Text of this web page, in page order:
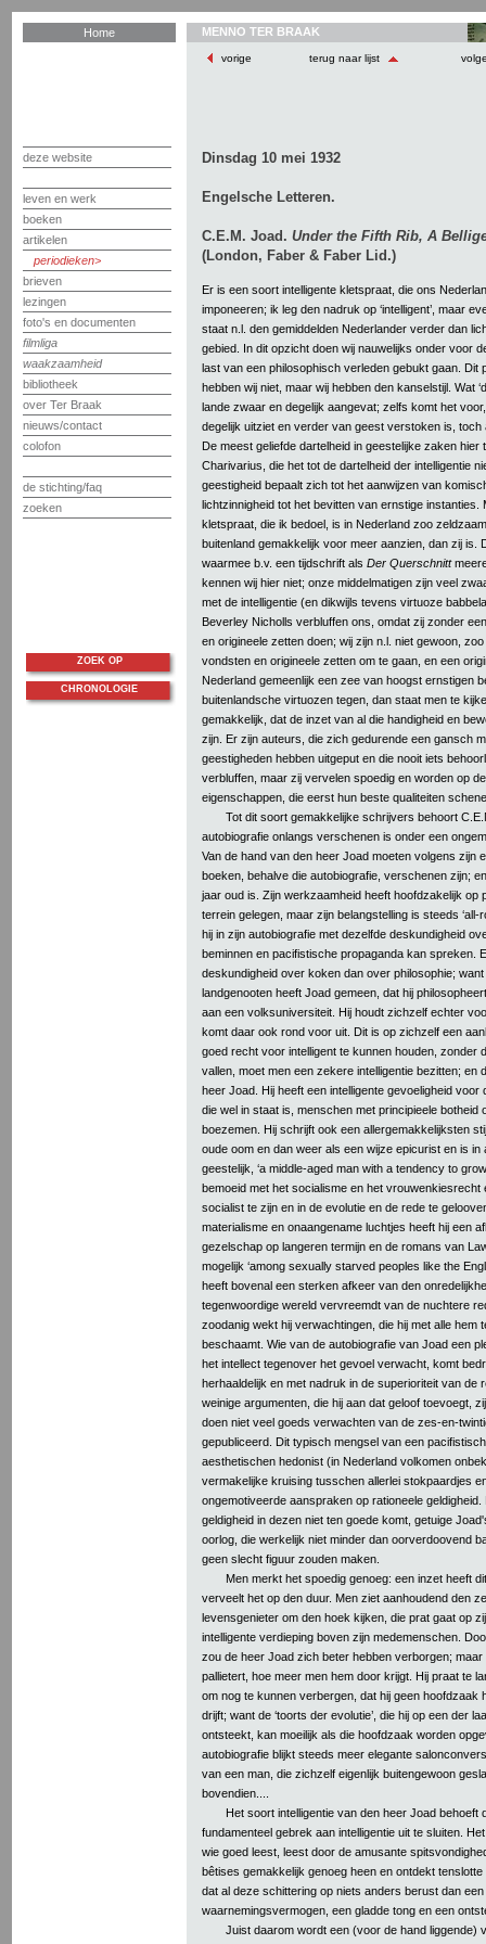
Home
deze website
leven en werk
boeken
artikelen
periodieken
brieven
lezingen
foto's en documenten
filmliga
waakzaamheid
bibliotheek
over Ter Braak
nieuws/contact
colofon
de stichting/faq
zoeken
MENNO TER BRAAK
vorige terug naar lijst
Dinsdag 10 mei 1932
Engelsche Letteren.
C.E.M. Joad. Under the Fifth Rib, A
(London, Faber & Faber Lid.)
Er is een soort intelligente kletspraat, die ons
imponeeren; ik leg den nadruk op ‘intelligent’, maar
staat n.l. den gemiddelden Nederlander verder dan
gebied. In dit opzicht doen wij nauwelijks onder voor
last van een philosophisch verleden gebukt gaan. Dit
hebben wij niet, maar wij hebben den kanselstijl. Wat
lande zwaar en degelijk aangevat; zelfs komt het
degelijk uitziet en verder van geest verstoken is,
De meest geliefde dartelheid in geestelijke zaken hier
Charivarius, die het tot de dartelheid der intelligentie
geestigheid bepaalt zich tot het aanwijzen van
lichtzinnigheid tot het bevitten van ernstige instanties.
kletspraat, die ik bedoel, is in Nederland zoo
buitenland gemakkelijk voor meer aanzien, dan zij is.
waarmee b.v. een tijdschrift als Der Querschnitt
kennen wij hier niet; onze middelmatigen zijn veel
met de intelligentie (en dikwijls tevens virtuoze
Beverley Nicholls verbluffen ons, omdat zij zonder
en origineele zetten doen; wij zijn n.l. niet gewoon,
vondsten en origineele zetten om te gaan, en een
Nederland gemeenlijk een zee van hoogst ernstigen
buitenlandsche virtuozen tegen, dan staat men te
gemakkelijk, dat de inzet van al die handigheid en
zijn. Er zijn auteurs, die zich gedurende een gansch
geestigheden hebben uitgeput en die nooit iets
verbluffen, maar zij vervelen spoedig en worden op
eigenschappen, die eerst hun beste qualiteiten
Tot dit soort gemakkelijke schrijvers behoort
autobiografie onlangs verschenen is onder een
Van de hand van den heer Joad moeten volgens zijn
boeken, behalve die autobiografie, verschenen zijn;
jaar oud is. Zijn werkzaamheid heeft hoofdzakelijk op
terrein gelegen, maar zijn belangstelling is steeds ‘all-
hij in zijn autobiografie met dezelfde deskundigheid
beminnen en pacifistische propaganda kan spreken.
deskundigheid over koken dan over philosophie;
landgenooten heeft Joad gemeen, dat hij
aan een volksuniversiteit. Hij houdt zichzelf echter
komt daar ook rond voor uit. Dit is op zichzelf een
goed recht voor intelligent te kunnen houden, zonder
vallen, moet men een zekere intelligentie bezitten; en
heer Joad. Hij heeft een intelligente gevoeligheid voor
die wel in staat is, menschen met principieele botheid
boezemen. Hij schrijft ook een allergemakkelijksten
oude oom en dan weer als een wijze epicurist en is in
geestelijk, ‘a middle-aged man with a tendency to
bemoeid met het socialisme en het vrouwenkiesrecht
socialist te zijn en in de evolutie en de rede te
materialisme en onaangename luchtjes heeft hij een
gezelschap op langeren termijn en de romans van
mogelijk ‘among sexually starved peoples like the
heeft bovenal een sterken afkeer van den
tegenwoordige wereld vervreemdt van de nuchtere
zoodanig wekt hij verwachtingen, die hij met alle hem
beschaamt. Wie van de autobiografie van Joad een
het intellect tegenover het gevoel verwacht, komt
herhaaldelijk en met nadruk in de superioriteit van de
weinige argumenten, die hij aan dat geloof toevoegt,
doen niet veel goeds verwachten van de zes-en-
gepubliceerd. Dit typisch mengsel van een
aesthetischen hedonist (in Nederland volkomen
vermakelijke kruising tusschen allerlei stokpaardjes
ongemotiveerde aanspraken op rationeele
geldigheid in dezen niet ten goede komt, getuige
oorlog, die werkelijk niet minder dan oorverdoovend
geen slecht figuur zouden maken.
Men merkt het spoedig genoeg: een inzet heeft
verveelt het op den duur. Men ziet aanhoudend den
levensgenieter om den hoek kijken, die prat gaat op
intelligente verdieping boven zijn medemenschen.
zou de heer Joad zich beter hebben verborgen; maar
pallietert, hoe meer men hem door krijgt. Hij praat te
om nog te kunnen verbergen, dat hij geen hoofdzaak
drijft; want de ‘toorts der evolutie’, die hij op een der
ontsteekt, kan moeilijk als die hoofdzaak worden
autobiografie blijkt steeds meer elegante
van een man, die zichzelf eigenlijk buitengewoon
bovendien....
Het soort intelligentie van den heer Joad behoeft
fundamenteel gebrek aan intelligentie uit te sluiten.
wie goed leest, leest door de amusante
bêtises gemakkelijk genoeg heen en ontdekt
dat al deze schittering op niets anders berust dan
waarnemingsvermogen, een gladde tong en een
Juist daarom wordt een (voor de hand liggende)
ZOEK OP
CHRONOLOGIE